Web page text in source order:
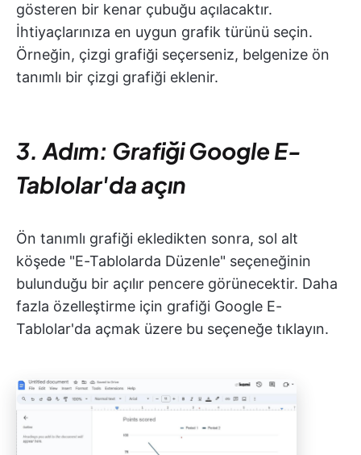
gösteren bir kenar çubuğu açılacaktır.
İhtiyaçlarınıza en uygun grafik türünü seçin.
Örneğin, çizgi grafiği seçerseniz, belgenize ön
tanımlı bir çizgi grafiği eklenir.
3. Adım: Grafiği Google E-
Tablolar'da açın
Ön tanımlı grafiği ekledikten sonra, sol alt
köşede "E-Tablolarda Düzenle" seçeneğinin
bulunduğu bir açılır pencere görünecektir. Daha
fazla özelleştirme için grafiği Google E-
Tablolar'da açmak üzere bu seçeneğe tıklayın.